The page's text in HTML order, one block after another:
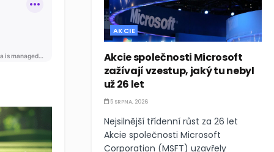
masivní technologickou expanzí. Organizace spojených
AKCIE
Akcie společnosti Microsoft
zažívají vzestup, jaký tu nebyl
už 26 let
5 SRPNA, 2026
Nejsilnější třídenní růst za 26 let
Akcie společnosti Microsoft
Corporation (MSFT) uzavřely